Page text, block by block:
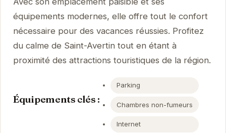
équipements modernes, elle offre tout le confort
nécessaire pour des vacances réussies. Profitez
du calme de Saint-Avertin tout en étant à
proximité des attractions touristiques de la région.
Équipements clés :
Parking
Chambres non-fumeurs
Internet